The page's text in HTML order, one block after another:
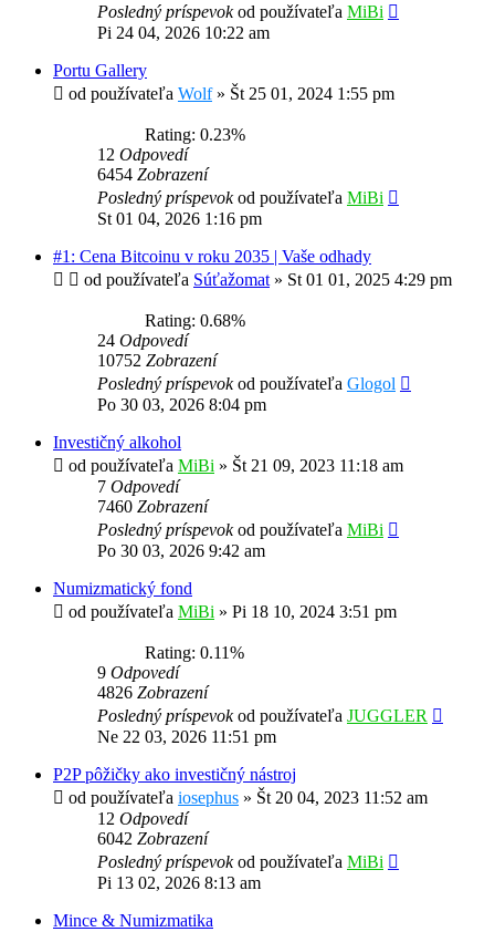
Posledný príspevokod používateľa MiBi
Pi 24 04, 2026 10:22 am
Portu Gallery
od používateľa Wolf» Št 25 01, 2024 1:55 pm
Rating: 0.23%
12 Odpovedí
6454 Zobrazení
Posledný príspevokod používateľa MiBi
St 01 04, 2026 1:16 pm
#1: Cena Bitcoinu v roku 2035 | Vaše odhady
od používateľa Súťažomat» St 01 01, 2025 4:29 pm
Rating: 0.68%
24 Odpovedí
10752 Zobrazení
Posledný príspevokod používateľa Glogol
Po 30 03, 2026 8:04 pm
Investičný alkohol
od používateľa MiBi » Št 21 09, 2023 11:18 am
7 Odpovedí
7460 Zobrazení
Posledný príspevokod používateľa MiBi
Po 30 03, 2026 9:42 am
Numizmatický fond
od používateľa MiBi » Pi 18 10, 2024 3:51 pm
Rating: 0.11%
9 Odpovedí
4826 Zobrazení
Posledný príspevokod používateľa JUGGLER
Ne 22 03, 2026 11:51 pm
P2P pôžičky ako investičný nástroj
od používateľa iosephus » Št 20 04, 2023 11:52 am
12 Odpovedí
6042 Zobrazení
Posledný príspevokod používateľa MiBi
Pi 13 02, 2026 8:13 am
Mince & Numizmatika